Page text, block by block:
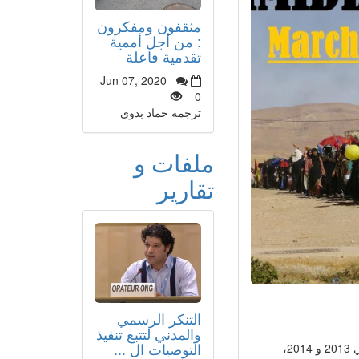
مثقفون ومفكرون
: من أجل أممية
تقدمية فاعلة
Jun 07, 2020
0
ترجمه حماد بدوي
ملفات و
تقارير
التنكر الرسمي
والمدني لتتبع تنفيذ
التوصيات ال ...
بعدما خرجن في مسيرات احتجاجية في مثل هذا اليوم (8 مارس) من سنتي 2013 و 2014،